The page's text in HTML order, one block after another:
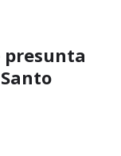
presunta